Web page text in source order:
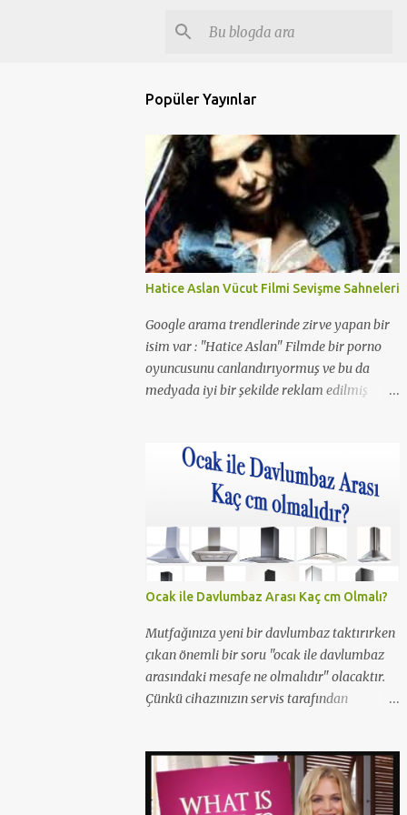
Popüler Yayınlar
Hatice Aslan Vücut Filmi Sevişme Sahneleri
Google arama trendlerinde zirve yapan bir
isim var : "Hatice Aslan" Filmde bir porno
oyuncusunu canlandırıyormuş ve bu da
medyada iyi bir şekilde reklam edilmiş
ve En Son Babalar Duyar dizilerinde
oynamış ve 3 Maymun filminde de oynamış.
O filmde de Yavuz Bingöl ile çıplak bir
sahnesi yer almış yazı içinde yer alan kare
de o filmden. Çıplaklık prim ediyor, filmin bi
boka benzediğini sanmıyorum ama konu
porno olunca rağbet olacaktır, şimdiden iyi
Ocak ile Davlumbaz Arası Kaç cm Olmalı?
Mutfağınıza yeni bir davlumbaz taktırırken
çıkan önemli bir soru "ocak ile davlumbaz
arasındaki mesafe ne olmalıdır" olacaktır.
Çünkü cihazınızın servis tarafından
cm mesafe olmalıdır? Yetkili servisler neden
65cm'den kısa mesafelerde montaj
yapmazlar? Çünkü bu yangın ihtimslini